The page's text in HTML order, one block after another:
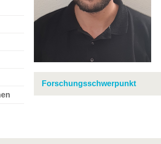
Forschungsschwerpunkt